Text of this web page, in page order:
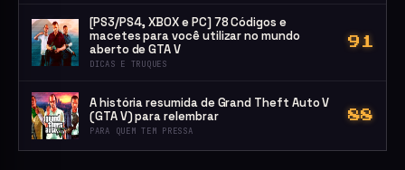
[PS3/PS4, XBOX e PC] 78 Códigos e
macetes para você utilizar no mundo
aberto de GTA V
DICAS E TRUQUES
91
A história resumida de Grand Theft Auto V
(GTA V) para relembrar
PARA QUEM TEM PRESSA
88